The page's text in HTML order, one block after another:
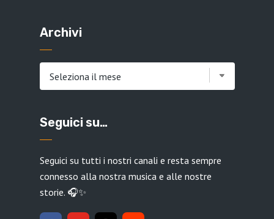
Archivi
Seguici su…
Seguici su tutti i nostri canali e resta sempre
connesso alla nostra musica e alle nostre
storie. 🎧✨